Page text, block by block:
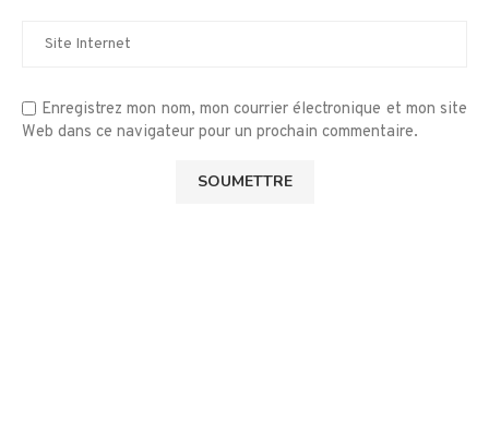
Enregistrez mon nom, mon courrier électronique et mon site
Web dans ce navigateur pour un prochain commentaire.